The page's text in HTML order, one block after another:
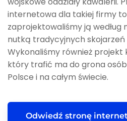
internetowa dla takiej firmy
zaprojektowaliśmy ją według
nutką tradycyjnych
Wykonaliśmy również
który trafić ma do grona
Polsce i na całym świecie.
Odwiedź stronę